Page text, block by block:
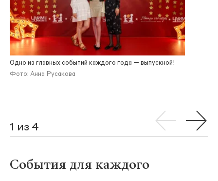
Одно из главных событий каждого года — выпускной!
Фото: Анна Русакова
1 из 4
События для каждого